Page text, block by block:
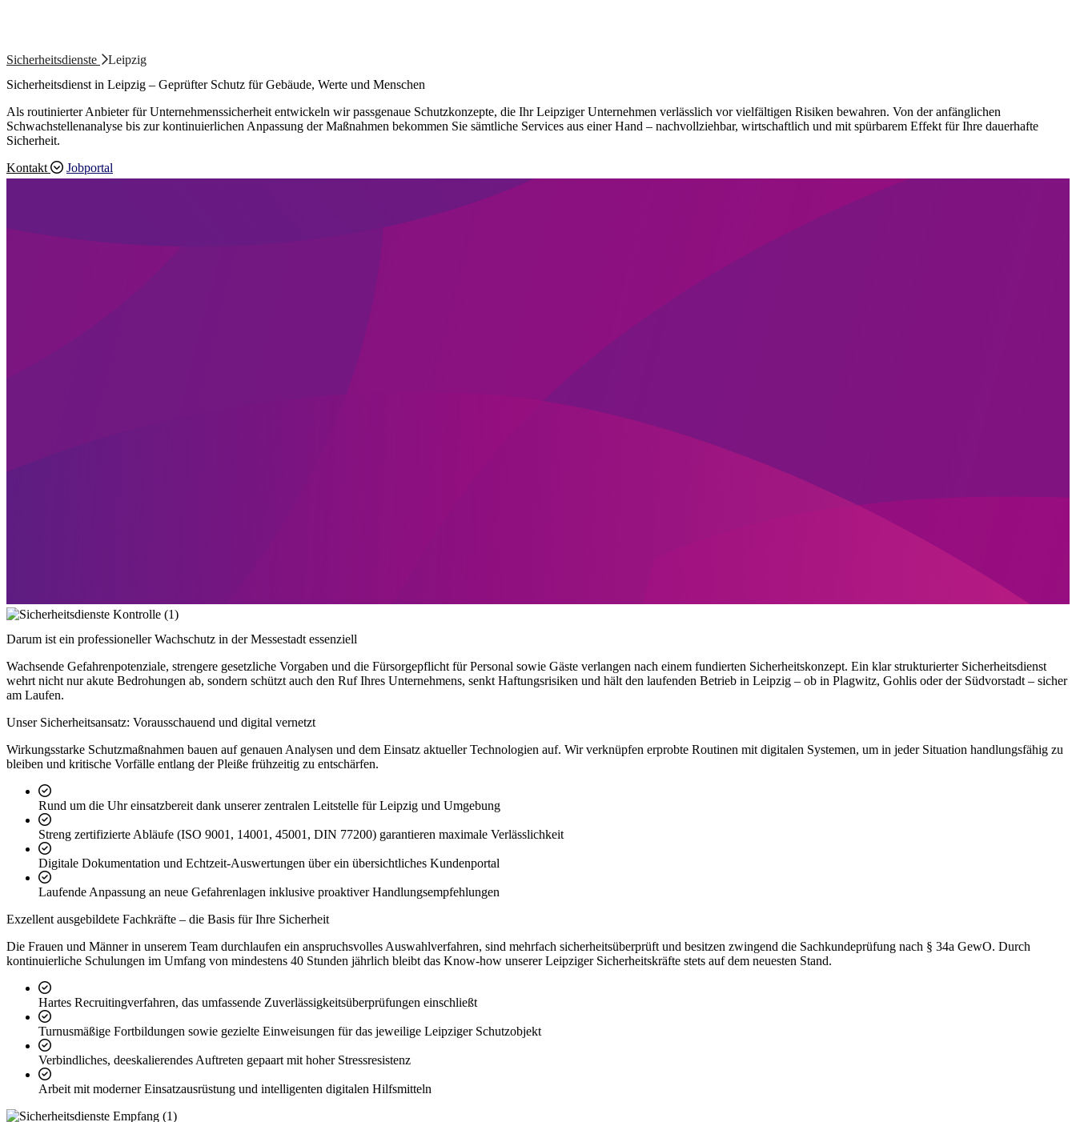
Sicherheitsdienste
Leipzig
Sicherheitsdienst in Leipzig – Geprüfter Schutz für Gebäude, Werte und Menschen
Als routinierter Anbieter für Unternehmenssicherheit entwickeln wir passgenaue Schutzkonzepte, die Ihr Leipziger Unternehmen verlässlich vor vielfältigen Risiken bewahren. Von der anfänglichen
Schwachstellenanalyse bis zur kontinuierlichen Anpassung der Maßnahmen bekommen Sie sämtliche Services aus einer Hand – nachvollziehbar, wirtschaftlich und mit spürbarem Effekt für Ihre dauerhafte
Sicherheit.
Kontakt
Jobportal
Darum ist ein professioneller Wachschutz in der Messestadt essenziell
Wachsende Gefahrenpotenziale, strengere gesetzliche Vorgaben und die Fürsorgepflicht für Personal sowie Gäste verlangen nach einem fundierten Sicherheitskonzept. Ein klar strukturierter Sicherheitsdienst
wehrt nicht nur akute Bedrohungen ab, sondern schützt auch den Ruf Ihres Unternehmens, senkt Haftungsrisiken und hält den laufenden Betrieb in Leipzig – ob in Plagwitz, Gohlis oder der Südvorstadt – sicher
am Laufen.
Unser Sicherheitsansatz: Vorausschauend und digital vernetzt
Wirkungsstarke Schutzmaßnahmen bauen auf genauen Analysen und dem Einsatz aktueller Technologien auf. Wir verknüpfen erprobte Routinen mit digitalen Systemen, um in jeder Situation handlungsfähig zu
bleiben und kritische Vorfälle entlang der Pleiße frühzeitig zu entschärfen.
Rund um die Uhr einsatzbereit dank unserer zentralen Leitstelle für Leipzig und Umgebung
Streng zertifizierte Abläufe (ISO 9001, 14001, 45001, DIN 77200) garantieren maximale Verlässlichkeit
Digitale Dokumentation und Echtzeit-Auswertungen über ein übersichtliches Kundenportal
Laufende Anpassung an neue Gefahrenlagen inklusive proaktiver Handlungsempfehlungen
Exzellent ausgebildete Fachkräfte – die Basis für Ihre Sicherheit
Die Frauen und Männer in unserem Team durchlaufen ein anspruchsvolles Auswahlverfahren, sind mehrfach sicherheitsüberprüft und besitzen zwingend die Sachkundeprüfung nach § 34a GewO. Durch
kontinuierliche Schulungen im Umfang von mindestens 40 Stunden jährlich bleibt das Know-how unserer Leipziger Sicherheitskräfte stets auf dem neuesten Stand.
Hartes Recruitingverfahren, das umfassende Zuverlässigkeitsüberprüfungen einschließt
Turnusmäßige Fortbildungen sowie gezielte Einweisungen für das jeweilige Leipziger Schutzobjekt
Verbindliches, deeskalierendes Auftreten gepaart mit hoher Stressresistenz
Arbeit mit moderner Einsatzausrüstung und intelligenten digitalen Hilfsmitteln